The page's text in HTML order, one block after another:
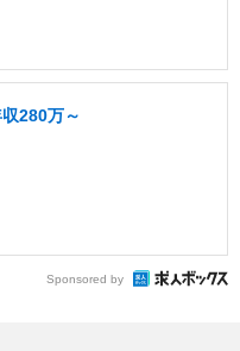
280万～
Sponsored by